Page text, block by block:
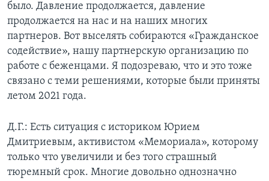
было. Давление продолжается, давление
продолжается на нас и на наших многих
партнеров. Вот выселять собираются «Гражданское
содействие», нашу партнерскую организацию по
работе с беженцами. Я подозреваю, что и это тоже
связано с теми решениями, которые были приняты
летом 2021 года.
Д.Г.: Есть ситуация с историком Юрием
Дмитриевым, активистом «Мемориала», которому
только что увеличили и без того страшный
тюремный срок. Многие довольно однозначно